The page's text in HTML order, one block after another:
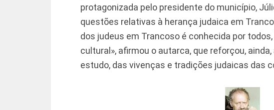
protagonizada pelo presidente do município,
questões relativas à herança judaica em
dos judeus em Trancoso é conhecida por
cultural», afirmou o autarca, que reforçou,
estudo, das vivenças e tradições judaicas das